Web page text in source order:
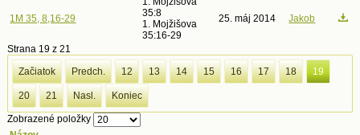
1M 35, 8,16-29
35:8
1. Mojžišova
35:16-29
25. máj 2014 Jakob
Strana 19 z 21
Začiatok
Predch. 12 13 14 15 16 17 18 19
20 21 Nasl. Koniec
Zobrazené položky